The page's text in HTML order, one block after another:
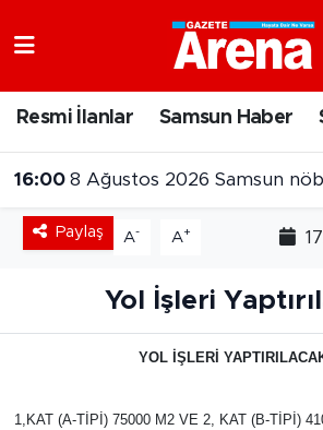
Resmi İlanlar Samsun Haber
16:00 8 Ağustos 2026 Samsun
Paylaş A- A+
Yol İşleri
YOL İŞLERİ
1,KAT (A-TİPİ) 75000 M2 VE 2, KAT (B-TİPİ)
Samsun Namaz Vakitleri
Trafik Durumu
Süper Lig Puan Durumu ve
Tüm Manşetler
Son Dakika Haberleri